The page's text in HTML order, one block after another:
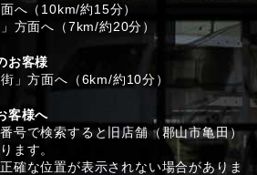
へ（10km/約15分）
方面へ（7km/約20分）
お客様
」方面へ（6km/約10分）
客様へ
号で検索すると旧店舗（郡山市亀田）
ます。
確な位置が表示されない場合がありま